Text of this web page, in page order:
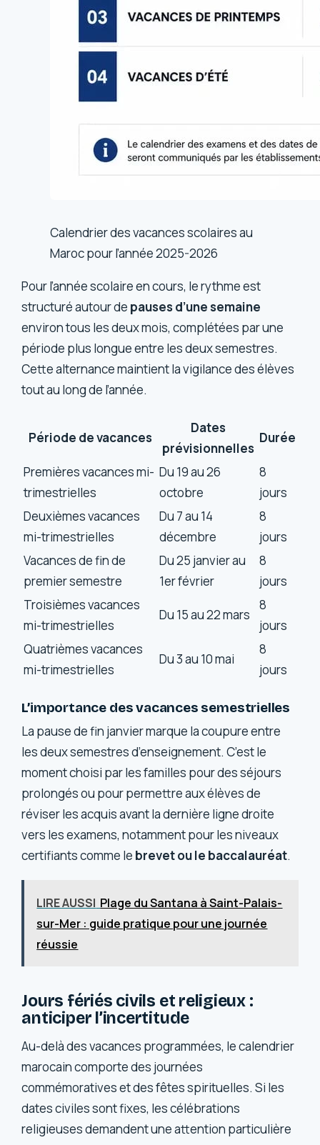
Calendrier des vacances scolaires au
Maroc pour l’année 2025-2026
Pour l’année scolaire en cours, le rythme est
structuré autour de pauses d’une semaine
environ tous les deux mois, complétées par une
période plus longue entre les deux semestres.
Cette alternance maintient la vigilance des élèves
tout au long de l’année.
Période de vacances
Dates
prévisionnelles
Durée
Premières vacances mi-
trimestrielles
Du 19 au 26
octobre
8
jours
Deuxièmes vacances
mi-trimestrielles
Du 7 au 14
décembre
8
jours
Vacances de fin de
premier semestre
Du 25 janvier au
1er février
8
jours
Troisièmes vacances
mi-trimestrielles
Du 15 au 22 mars
8
jours
Quatrièmes vacances
mi-trimestrielles
Du 3 au 10 mai
8
jours
L’importance des vacances semestrielles
La pause de fin janvier marque la coupure entre
les deux semestres d’enseignement. C’est le
moment choisi par les familles pour des séjours
prolongés ou pour permettre aux élèves de
réviser les acquis avant la dernière ligne droite
vers les examens, notamment pour les niveaux
certifiants comme le brevet ou le baccalauréat.
LIRE AUSSI Plage du Santana à Saint-Palais-
sur-Mer : guide pratique pour une journée
réussie
Jours fériés civils et religieux :
anticiper l’incertitude
Au-delà des vacances programmées, le calendrier
marocain comporte des journées
commémoratives et des fêtes spirituelles. Si les
dates civiles sont fixes, les célébrations
religieuses demandent une attention particulière